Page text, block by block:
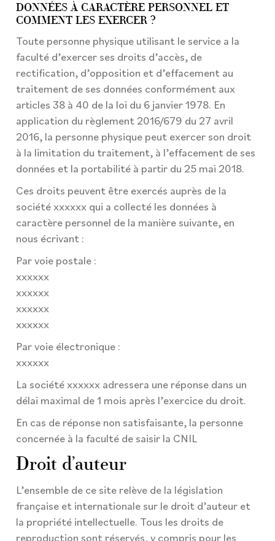
DONNÉES À CARACTÈRE PERSONNEL ET
COMMENT LES EXERCER ?
Toute personne physique utilisant le service a la
faculté d’exercer ses droits d’accès, de
rectification, d’opposition et d’effacement au
traitement de ses données conformément aux
articles 38 à 40 de la loi du 6 janvier 1978. En
application du règlement 2016/679 du 27 avril
2016, la personne physique peut exercer son droit
à la limitation du traitement, à l’effacement de ses
données et la portabilité à partir du 25 mai 2018.
Ces droits peuvent être exercés auprès de la
société xxxxxx qui a collecté les données à
caractère personnel de la manière suivante, en
nous écrivant :
Par voie postale :
xxxxxx
xxxxxx
xxxxxx
xxxxxx
Par voie électronique :
xxxxxx
La société xxxxxx adressera une réponse dans un
délai maximal de 1 mois après l’exercice du droit.
En cas de réponse non satisfaisante, la personne
concernée à la faculté de saisir la CNIL
Droit d’auteur
L’ensemble de ce site relève de la législation
française et internationale sur le droit d’auteur et
la propriété intellectuelle. Tous les droits de